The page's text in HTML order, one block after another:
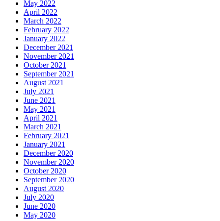
May 2022
April 2022
March 2022
February 2022
January 2022
December 2021
November 2021
October 2021
September 2021
August 2021
July 2021
June 2021
May 2021
April 2021
March 2021
February 2021
January 2021
December 2020
November 2020
October 2020
September 2020
August 2020
July 2020
June 2020
May 2020